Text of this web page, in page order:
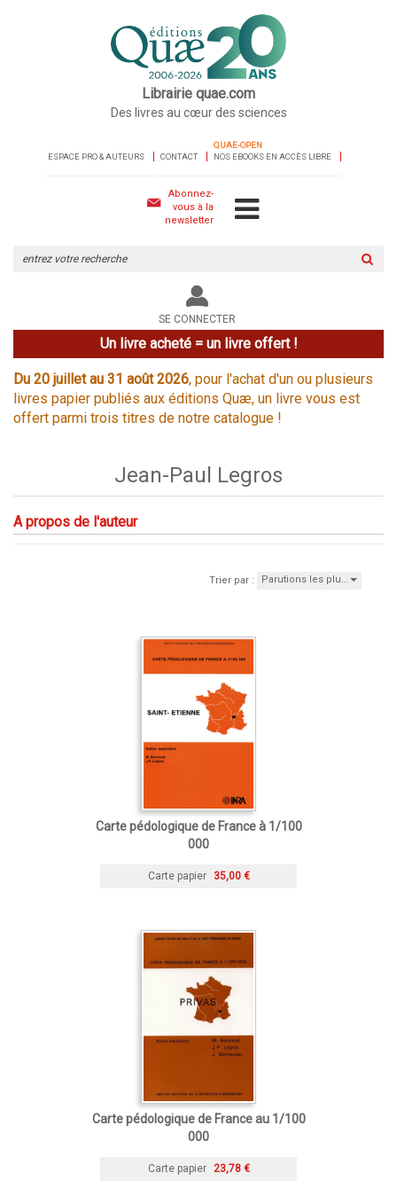
Librairie quae.com
Des livres au cœur des sciences
ESPACE PRO & AUTEURS CONTACT
QUAE-OPEN
NOS EBOOKS EN ACCÈS LIBRE
Abonnez-
vous à la
newsletter
le
site
SE CONNECTER
Un livre acheté = un livre offert !
Du 20 juillet au 31 août 2026, pour l'achat d'un ou plusieurs
livres papier publiés aux éditions Quæ, un livre vous est
offert parmi trois titres de notre catalogue !
Jean-Paul Legros
A propos de l'auteur
Trier par : Parutions les plu…
Carte pédologique de France à 1/100
000
Carte papier 35,00 €
Carte pédologique de France au 1/100
000
Carte papier 23,78 €